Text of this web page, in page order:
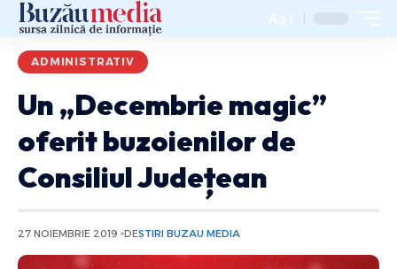
Aa
ADMINISTRATIV
Un „Decembrie magic”
oferit buzoienilor de
Consiliul Județean
27 NOIEMBRIE 2019 DESTIRI BUZAU MEDIA